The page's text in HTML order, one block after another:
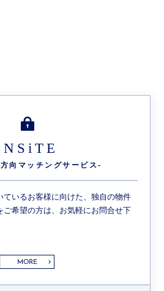
向 マッチングサービス-
ているお客様に向けた、独自の物件
ご希望の方は、お気軽にお問合せ下
MORE